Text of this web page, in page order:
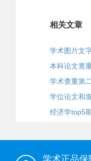
相关文章
学术图片文
本科论文查
学术查重第
学位论文和
经济学top5
学术正品保